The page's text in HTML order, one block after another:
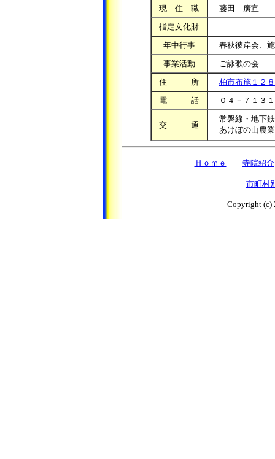
現 住 職
藤田 廣宣
指定文化財
年中行事
春秋彼岸会、施
事業活動
ご詠歌の会
住 所
柏市布施１２
電 話
０４－７１３
交 通
常磐線・地下
あけぼの山農
Ｈｏｍｅ 寺院紹介
市町村
Copyright (c)